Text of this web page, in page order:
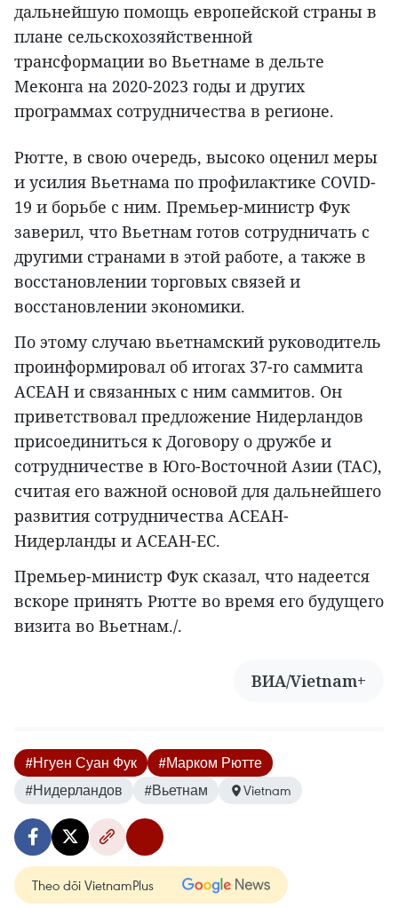
дальнейшую помощь европейской страны в
плане сельскохозяйственной
трансформации во Вьетнаме в дельте
Меконга на 2020-2023 годы и других
программах сотрудничества в регионе.
Рютте, в свою очередь, высоко оценил меры
и усилия Вьетнама по профилактике COVID-
19 и борьбе с ним. Премьер-министр Фук
заверил, что Вьетнам готов сотрудничать с
другими странами в этой работе, а также в
восстановлении торговых связей и
восстановлении экономики.
По этому случаю вьетнамский руководитель
проинформировал об итогах 37-го саммита
АСЕАН и связанных с ним саммитов. Он
приветствовал предложение Нидерландов
присоединиться к Договору о дружбе и
сотрудничестве в Юго-Восточной Азии (ТАС),
считая его важной основой для дальнейшего
развития сотрудничества АСЕАН-
Нидерланды и АСЕАН-ЕС.
Премьер-министр Фук сказал, что надеется
вскоре принять Рютте во время его будущего
визита во Вьетнам./.
ВИА/Vietnam+
#Нгуен Суан Фук
#Марком Рютте
#Нидерландов
#Вьетнам Vietnam
Theo dõi VietnamPlus